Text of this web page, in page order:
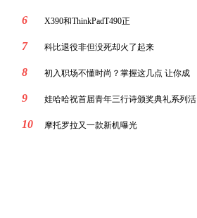
6 X390和ThinkPadT490正
7 科比退役非但没死却火了起来
8 初入职场不懂时尚？掌握这几点 让你成
9 娃哈哈祝首届青年三行诗颁奖典礼系列活
10 摩托罗拉又一款新机曝光